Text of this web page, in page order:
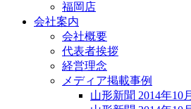
福岡店
会社案内
会社概要
代表者挨拶
経営理念
メディア掲載事例
山形新聞 2014年10